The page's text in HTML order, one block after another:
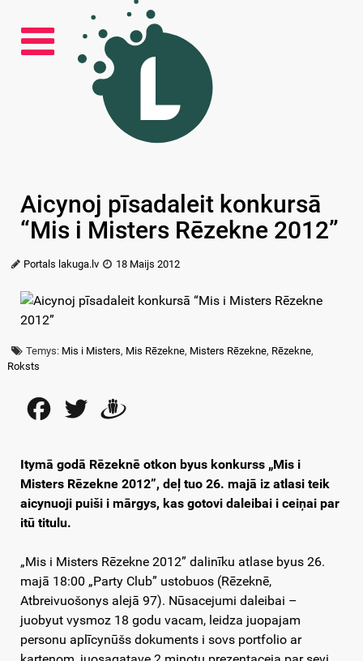
Aicynoj pīsadaleit konkursā
“Mis i Misters Rēzekne 2012”
Portals lakuga.lv 18 Maijs 2012
Temys: Mis i Misters, Mis Rēzekne, Misters Rēzekne, Rēzekne,
Roksts
FacebookTwitter
Itymā godā Rēzeknē otkon byus konkurss „Mis i
Misters Rēzekne 2012”, deļ tuo 26. majā iz atlasi teik
aicynuoji puiši i mārgys, kas gotovi daleibai i ceiņai par
itū titulu.
„Mis i Misters Rēzekne 2012” dalinīku atlase byus 26.
majā 18:00 „Party Club” ustobuos (Rēzeknē,
Atbreivuošonys alejā 97). Nūsacejumi daleibai –
juobyut vysmoz 18 godu vacam, leidza juopajam
personu aplīcynūšs dokuments i sovs portfolio ar